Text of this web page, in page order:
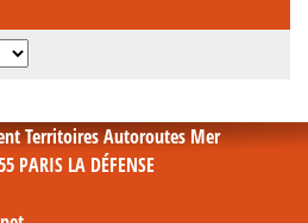
Territoires Autoroutes Mer
PARIS LA DÉFENSE